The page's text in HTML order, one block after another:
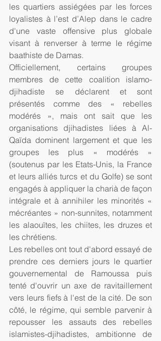
les quartiers assiégées par les forces
loyalistes à l’est d’Alep dans le cadre
d'une vaste offensive plus globale
visant à renverser à terme le régime
baathiste de Damas.
Officiellement, certains groupes
membres de cette coalition islamo-
djihadiste se déclarent et sont
présentés comme des « rebelles
modérés », mais ont sait que les
organisations djihadistes liées à Al-
Qaïda dominent largement et que les
groupes les plus « modérés »
(soutenus par les Etats-Unis, la France
et leurs alliés turcs et du Golfe) se sont
engagés à appliquer la charià de façon
intégrale et à annihiler les minorités «
mécréantes » non-sunnites, notamment
les alaouïtes, les chiites, les druzes et
les chrétiens.
Les rebelles ont tout d'abord essayé de
prendre ces derniers jours le quartier
gouvernemental de Ramoussa puis
tenté d'ouvrir un axe de ravitaillement
vers leurs fiefs à l'est de la cité. De son
côté, le régime, qui semble parvenir à
repousser les assauts des rebelles
islamistes-djihadistes, ambitionne de